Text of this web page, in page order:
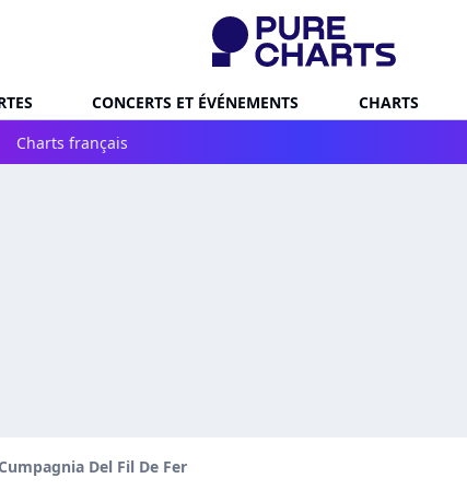
CONCERTS ET ÉVÉNEMENTS CHARTS
Charts français
Cumpagnia Del Fil De Fer